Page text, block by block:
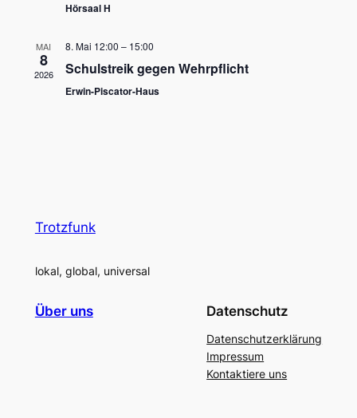
Hörsaal H
MAI
8
2026
8. Mai 12:00 – 15:00
Schulstreik gegen Wehrpflicht
Erwin-Piscator-Haus
Trotzfunk
lokal, global, universal
Über uns Datenschutz
Datenschutzerklärung
Impressum
Kontaktiere uns